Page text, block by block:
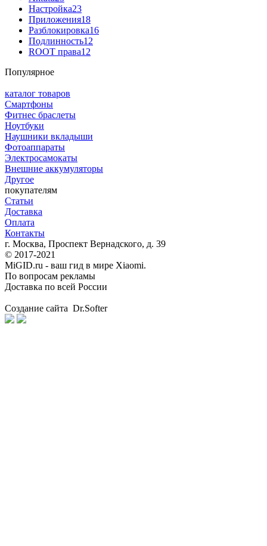
Настройка23
Приложения18
Разблокировка16
Подлинность12
ROOT права12
Популярное
каталог товаров
Смартфоны
Фитнес браслеты
Ноутбуки
Наушники вкладыши
Фотоаппараты
Электросамокаты
Внешние аккумуляторы
Другое
покупателям
Статьи
Доставка
Оплата
Контакты
г. Москва, Проспект Вернадского, д. 39
© 2017-2021
MiGID.ru - ваш гид в мире Xiaomi.
По вопросам рекламы
Доставка по всей России
Создание сайта Dr.Softer